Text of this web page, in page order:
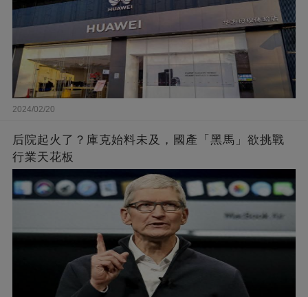
2024/02/20
后院起火了？庫克始料未及，國產「黑馬」欲挑戰
行業天花板